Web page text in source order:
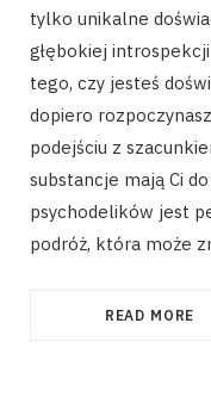
tylko unikalne
głębokiej
tego, czy jesteś
dopiero
podejściu z
substancje mają Ci
psychodelików jest
podróż, która może
READ MORE